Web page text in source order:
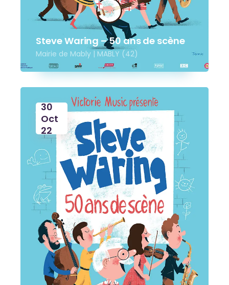
Steve Waring – 50 ans de scène
Mairie de Mably | MABLY (42)
30
Oct
22